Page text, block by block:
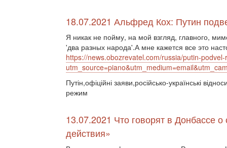
18.07.2021 Альфред Кох: Путин
Я никак не пойму, на мой взгляд, главного,
'два разных народа'.А мне кажется все это
https://news.obozrevatel.com/russia/putin-
Путін,офіційні заяви,російсько-українські
режим
13.07.2021 Что говорят в Донбассе
действия»